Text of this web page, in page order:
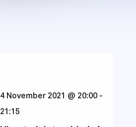
4 November 2021 @ 20:00-
21:15